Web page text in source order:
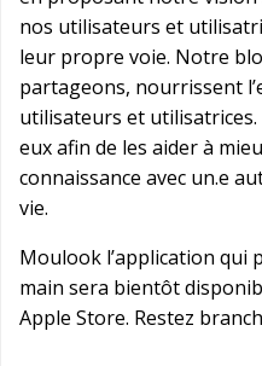
nos utilisateurs et
leur propre voie. Notre
partageons, nourrissent
utilisateurs et
eux afin de les aider à
connaissance avec un.e
vie.
Moulook l’application qui
main sera bientôt
Apple Store. Restez